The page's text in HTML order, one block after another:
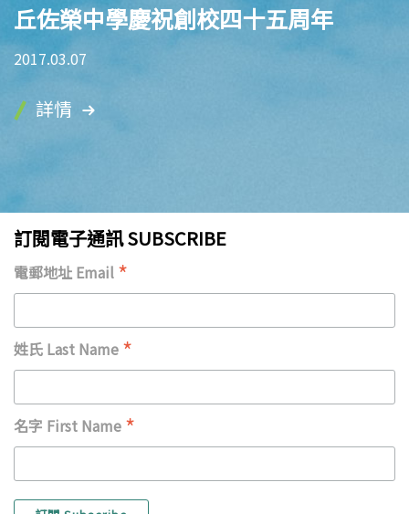
丘佐榮中學慶祝創校四十五周年
2017.03.07
詳情
訂閱電子通訊 SUBSCRIBE
電郵地址 Email *
姓氏 Last Name *
名字 First Name *